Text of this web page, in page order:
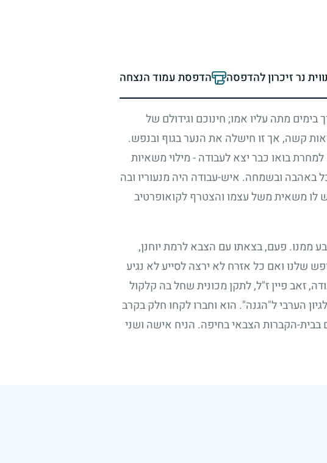
נר זיכרון להדפסה הדפסת עמוד הנצחה
בימים מתה עליו אמו;חינוכם וגידולם של
קשה, אך זו חישלה את הנער בגוף ובנפש.
בואו כבר יצא לעבודה - מילוי משאיות
ובשמחה. איש-עבודה היה מנעוריו ובה
לו משאית משל עצמו והצטרף לקואופרטיב
ממנו. פעם, בצאתו עם הצבא לרמת יוחנן,
שלנו ואם כל אזרח לא ירצה לסייע לא נגיע
זאב פיין ז"ל, לתקן מכונית שחל בה קלקול
הערבי ל"הגנה". הוא וחברו לקחו חלק בקרב
הקברות הצבאי בחיפה. הניח אישה ושני